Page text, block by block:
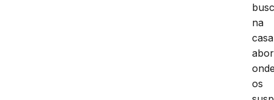
na
casa
os